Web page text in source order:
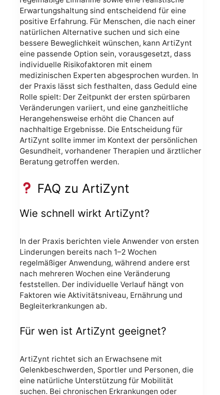
Erwartungshaltung sind entscheidend für eine
positive Erfahrung. Für Menschen, die nach einer
natürlichen Alternative suchen und sich eine
bessere Beweglichkeit wünschen, kann ArtiZynt
eine passende Option sein, vorausgesetzt, dass
individuelle Risikofaktoren mit einem
medizinischen Experten abgesprochen wurden. In
der Praxis lässt sich festhalten, dass Geduld eine
Rolle spielt: Der Zeitpunkt der ersten spürbaren
Veränderungen variiert, und eine ganzheitliche
Herangehensweise erhöht die Chancen auf
nachhaltige Ergebnisse. Die Entscheidung für
ArtiZynt sollte immer im Kontext der persönlichen
Gesundheit, vorhandener Therapien und ärztlicher
Beratung getroffen werden.
FAQ zu ArtiZynt
Wie schnell wirkt ArtiZynt?
In der Praxis berichten viele Anwender von ersten
Linderungen bereits nach 1–2 Wochen
regelmäßiger Anwendung, während andere erst
nach mehreren Wochen eine Veränderung
feststellen. Der individuelle Verlauf hängt von
Faktoren wie Aktivitätsniveau, Ernährung und
Begleiterkrankungen ab.
Für wen ist ArtiZynt geeignet?
ArtiZynt richtet sich an Erwachsene mit
Gelenkbeschwerden, Sportler und Personen, die
eine natürliche Unterstützung für Mobilität
suchen. Bei chronischen Erkrankungen oder